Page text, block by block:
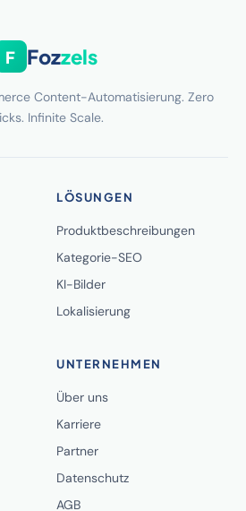
F Fozzels
Content-Automatisierung. Zero
Infinite Scale.
LÖSUNGEN
Produktbeschreibungen
Kategorie-SEO
KI-Bilder
Lokalisierung
UNTERNEHMEN
Über uns
Karriere
Partner
Datenschutz
AGB